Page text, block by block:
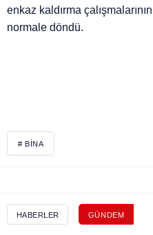
enkaz kaldırma
normale döndü.
# BINA
HABERLER GÜNDEM